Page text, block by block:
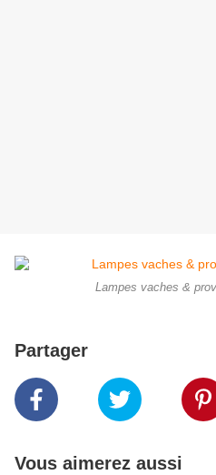
Lampes vaches &
Partager
Vous aimerez aussi